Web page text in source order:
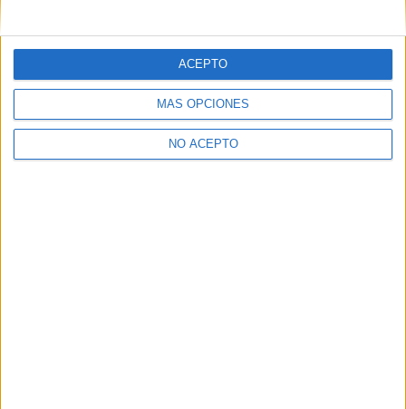
MÁS OPCIONES
NO ACEPTO
ACEPTO
Y como regalo de agradecimiento, por registrarte te daremos
gratis una copia de nuestro ebook con 100 consejos para tu
primer año de universidad